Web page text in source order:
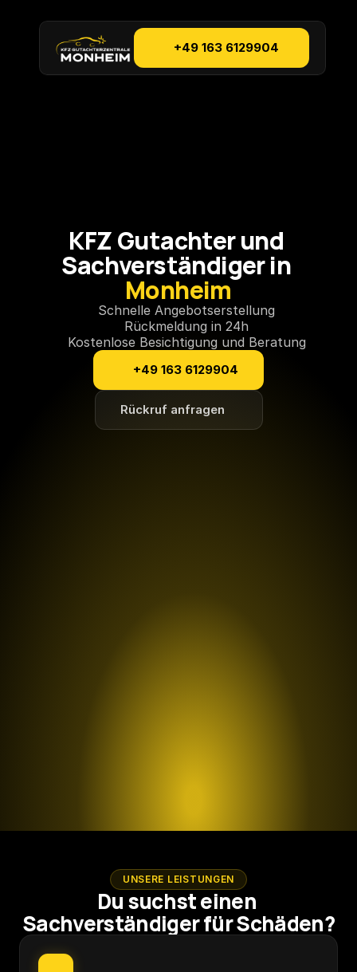
KFZ Gutachter und
Monheim
Schnelle Angebotserstellung
Rückmeldung in 24h
Kostenlose Besichtigung und Beratung
+49 163 6129904
Rückruf anfragen
17.841,23 €
Der Unfallverursacher furh gegen
das parkende Fahrzeug.
UNSERE LEISTUNGEN
Du suchst einen
Sachverständiger für Schäden?
+49 163 6129904